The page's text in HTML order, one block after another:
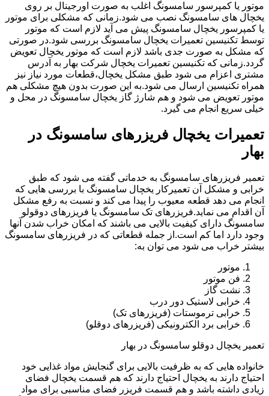
موتور یا کمپرسور سامسونگ اغلب به صورت اورجینال بر روی
یخچال های سامسونگ نصب می شود.زمانی که مشکلی برای موتور
یا کمپرسور یخچال سامسونگ پیش می آید لازم است که موتور
توسط تکنیسین تعمیرات یخچال سامسونگ بررسی شود.در صورتی
که مشکل به صورت جدی باشد لازم است که موتور یخچال تعویض
گردد.زمانی که تکنیسین تعمیرات یخچال شرکت بهار به آدرس
مشتری اعزام می شود طبق مشکل یخچال،قطعات مورد نیاز نیز
همراه تکنیسین ارسال می شود.به این صورت بدون هیچ مشکلی هم
موتور تعویض می شود و هم شارژ گاز یخچال سامسونگ در محل و
خیلی سریع انجام می گیرد.
تعمیرات یخچال فریزرهای سامسونگ در
بهار
تعمیر فریزرهای سامسونگ به خدماتی گفته می شود که طبق
خرابی و مشکل آن تعمیرکار یخچال سامسونگ با بررسی هایی که
انجام می دهد قطعه معیوب را پیدا می کند و نسبت به رفع مشکل
آن اقدام می نماید.فریزرهای تک سامسونگ یا فریزرهای دوقولو
سامسونگ دارای کیفیت بالایی می باشند که امکان خراب شدن آنها
وجود دارد اما کم است.از جمله قطعاتی که در فریزرهای سامسونگ
بیشتر خراب می شود می توان به:
موتور
فن موتور
نشت گاز
خرابی لاستیک دور درب
خرابی ترموستات (فریزرهای تک)
خرابی برد الکترونیکی (فریزرهای دوقلو)
تعمیر یخچال دوقلو سامسونگ در بهار
خانواده هایی که به ظرفیت بالایی برای گنجایش مواد غذایی خود
احتیاج دارند به یخچال احتیاج دارند که هم قسمت یخچال فضای
زیادی داشته باشد و هم قسمت فریزر فضای مناسبی برای مواد